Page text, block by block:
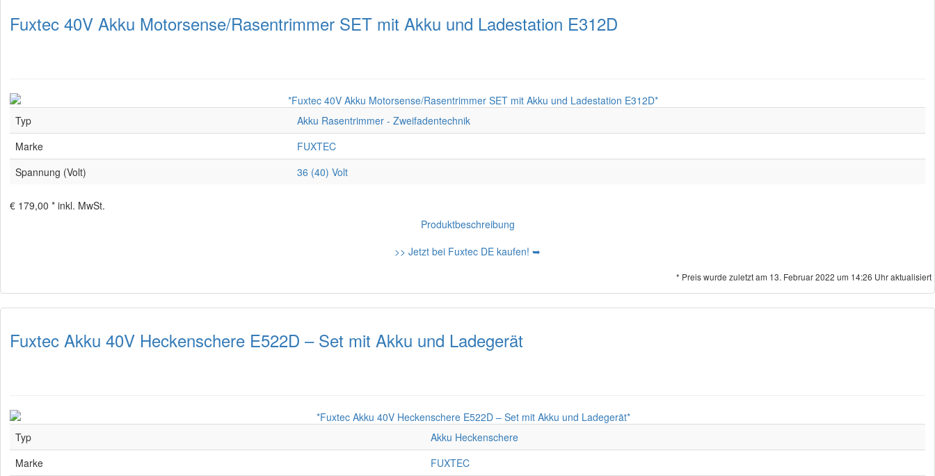
Fuxtec 40V Akku Motorsense/Rasentrimmer SET mit Akku und Ladestation E312D
Typ
Akku Rasentrimmer - Zweifadentechnik
Marke
FUXTEC
Spannung (Volt)
36 (40) Volt
€ 179,00 * inkl. MwSt.
Produktbeschreibung
>> Jetzt bei Fuxtec DE kaufen! ➥
* Preis wurde zuletzt am 13. Februar 2022 um 14:26 Uhr aktualisiert
Fuxtec Akku 40V Heckenschere E522D – Set mit Akku und Ladegerät
Typ
Akku Heckenschere
Marke
FUXTEC